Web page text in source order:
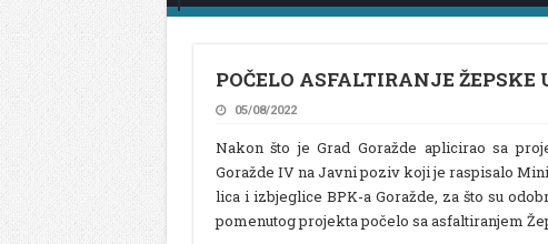
POČELO ASFALTIRANJE ŽEPSKE
05/08/2022
Nakon što je Grad Goražde aplicirao sa
Goražde IV na Javni poziv koji je raspisalo
lica i izbjeglice BPK-a Goražde, za što su
pomenutog projekta počelo sa asfaltiranjem